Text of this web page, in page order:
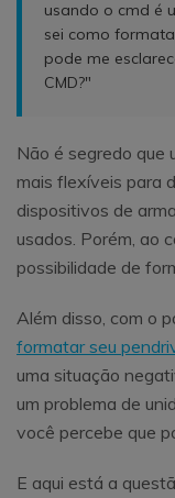
usando o cmd é
sei como
pode me
CMD?"
Não é segredo que
mais flexíveis para
dispositivos de
usados. Porém, ao
possibilidade de
Além disso, com o
formatar seu
uma situação
um problema de
você percebe que
E aqui está a